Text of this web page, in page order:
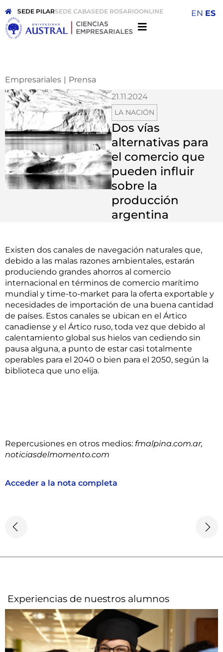
SEDE PILARSEDE CABASEDE ROSARIOONLINE
Empresariales | Prensa
21.11.2024
LA NACIÓN
Dos vías
alternativas para
el comercio que
pueden influir
sobre la
producción
argentina
Existen dos canales de navegación naturales que,
debido a las malas razones ambientales, estarán
produciendo grandes ahorros al comercio
internacional en términos de comercio marítimo
mundial y time-to-market para la oferta exportable y
necesidades de importación de una buena cantidad
de países. Estos canales se ubican en el Ártico
canadiense y el Ártico ruso, toda vez que debido al
calentamiento global sus hielos van cediendo sin
pausa alguna, a punto de estar casi totalmente
operables para el 2040 o bien para el 2050, según la
biblioteca que uno elija.
Repercusiones en otros medios: fmalpina.com.ar,
noticiasdelmomento.com
Acceder a la nota completa
Experiencias de nuestros alumnos​
EN ES